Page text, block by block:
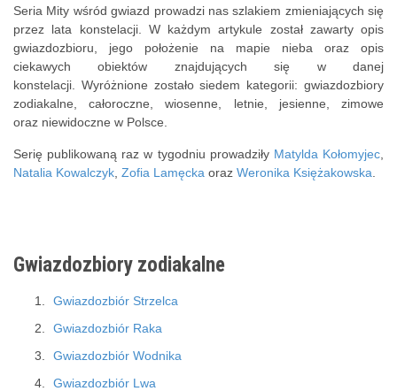
Seria Mity wśród gwiazd prowadzi nas szlakiem zmieniających się
przez lata konstelacji. W każdym artykule został zawarty opis
gwiazdozbioru, jego położenie na mapie nieba oraz opis
ciekawych obiektów znajdujących się w danej
konstelacji. Wyróżnione zostało siedem kategorii: gwiazdozbiory
zodiakalne, całoroczne, wiosenne, letnie, jesienne, zimowe
oraz niewidoczne w Polsce.
Serię publikowaną raz w tygodniu prowadziły Matylda Kołomyjec
Natalia Kowalczyk Zofia Lamęcka oraz Weronika Księżakowska
Gwiazdozbiory zodiakalne
Gwiazdozbiór Strzelca
Gwiazdozbiór Raka
Gwiazdozbiór Wodnika
Gwiazdozbiór Lwa